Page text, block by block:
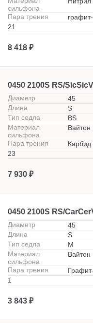
сильфона
Пара трения
21
8 418 ₽
0450 2100S RS/
Диаметр
45
Длина
S
Тип седла
BS
Материал
сильфона
Вайтон
Пара трения
Карбид
23
7 930 ₽
0450 2100S RS/
Диаметр
45
Длина
S
Тип седла
M
Материал
сильфона
Вайтон
Пара трения
1
3 843 ₽